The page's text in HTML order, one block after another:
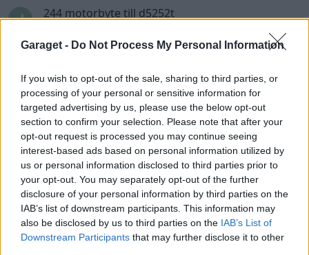
Garaget - Do Not Process My Personal Information
If you wish to opt-out of the sale, sharing to third parties, or
processing of your personal or sensitive information for
targeted advertising by us, please use the below opt-out
section to confirm your selection. Please note that after your
opt-out request is processed you may continue seeing
interest-based ads based on personal information utilized by
us or personal information disclosed to third parties prior to
your opt-out. You may separately opt-out of the further
disclosure of your personal information by third parties on the
IAB’s list of downstream participants. This information may
also be disclosed by us to third parties on the IAB’s List of
Downstream Participants that may further disclose it to other
244 motorbyte till d5252t
Motorteknik
(Avancerad)
Senaste projektinläggen
Volvo Amazon 1965 85 svar
Senaste inlägget avtomhjort för 18 timmar sedaniProjekt
A90 Supra 387 svar
Senaste inlägget avRikard_Persson för 20 timmar sedan i
Projekt
Vw 1956 oval prosjekt 12 svar
Senaste inlägget av jarleb lördag 21:29iProjekt
Puttelitens projekt Audi S2 Avant. Back
to basic. + garagefix.
900 svar